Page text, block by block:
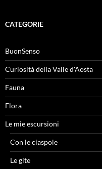
CATEGORIE
BuonSenso
Curiosità della Valle d'Aosta
Fauna
Flora
Le mie escursioni
Con le ciaspole
Le gite